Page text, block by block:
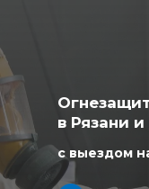
в Рязани
с выездом